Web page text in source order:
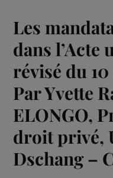
Les
dans l’Acte
révisé du
Par Yvette
ELONGO,
droit privé,
Dschang –